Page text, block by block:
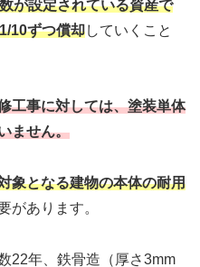
が設定されている資産で
10ずつ償却していくこと
工事に対しては、塗装単体
ません。
象となる建物の本体の耐用
があります。
22年、鉄骨造（厚さ3mm